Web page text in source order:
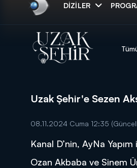
DIZILER
Uzak Şehir'e Sezen
08.11.2024 Cuma 12:35
Kanal D’nin, AyNa
Ozan Akbaba ve Sinem